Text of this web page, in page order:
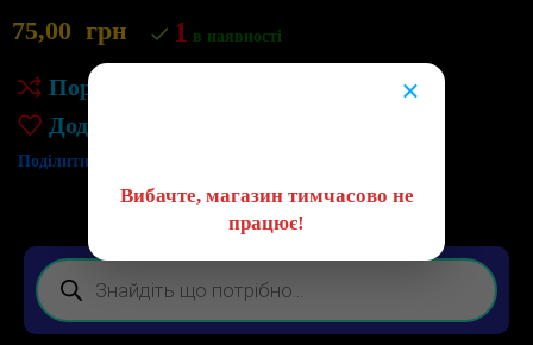
75,00 грн 1 в наявності
Порівняння
Додати до списку бажань
Поділитись:
×
Вибачте, магазин тимчасово не
працює!